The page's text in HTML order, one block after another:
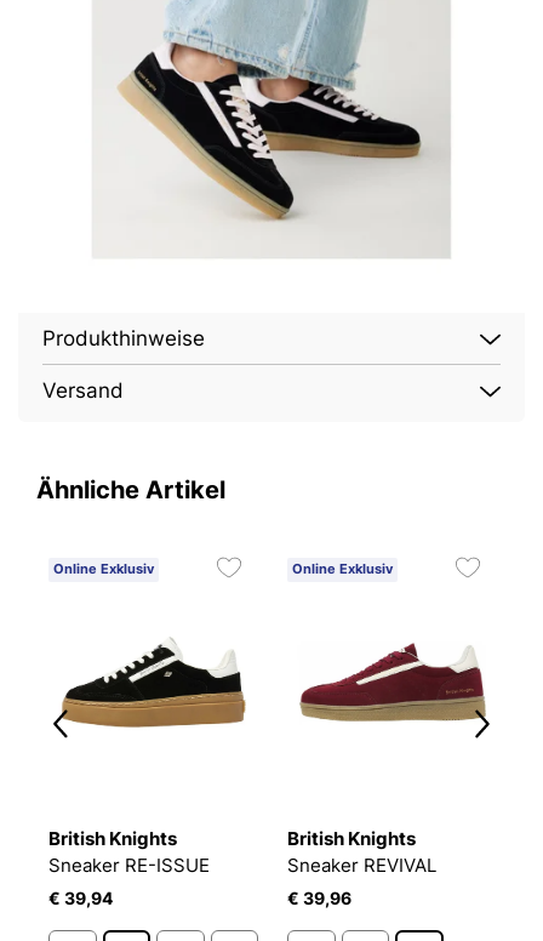
Produkthinweise
Versand
Ähnliche Artikel
Online Exklusiv
British Knights
Sneaker RE-ISSUE
€ 39,94
Online Exklusiv
British Knights
Sneaker REVIVAL
€ 39,96